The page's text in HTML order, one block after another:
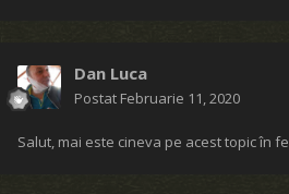
Dan Luca
Postat Februarie 11, 2020
Salut, mai este cineva pe acest topic în